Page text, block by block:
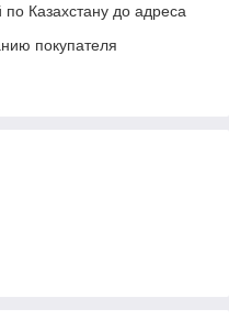
по Казахстану до адреса
покупателя